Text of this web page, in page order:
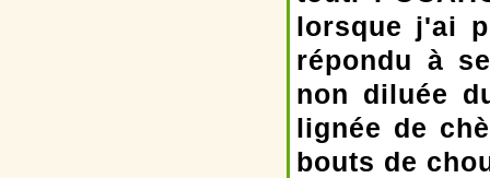
lorsque j'ai
répondu à
non diluée
lignée de
bouts de